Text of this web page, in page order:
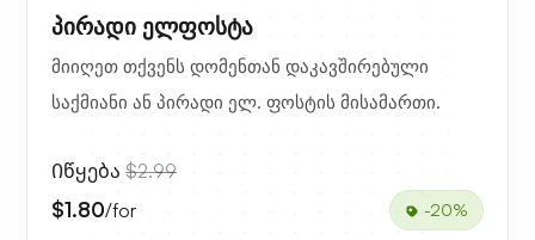
პირადი ელფოსტა
მიიღეთ თქვენს დომენთან დაკავშირებული
საქმიანი ან პირადი ელ. ფოსტის მისამართი.
Იწყება $2.99
$1.80/for -20%